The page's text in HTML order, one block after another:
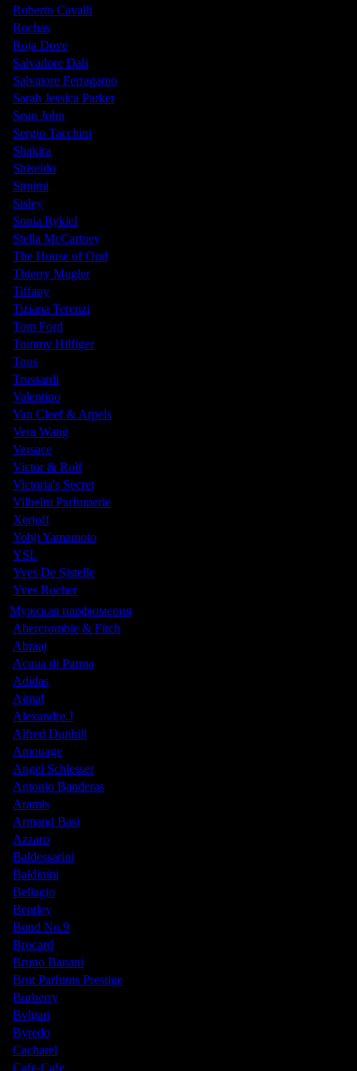
Roberto Cavalli
Rochas
Roja Dove
Salvadore Dali
Salvatore Ferragamo
Sarah Jessica Parker
Sean John
Sergio Tacchini
Shakira
Shiseido
Simimi
Sisley
Sonia Rykiel
Stella McCartney
The House of Oud
Thierry Mugler
Tiffany
Tiziana Terenzi
Tom Ford
Tommy Hilfiger
Tous
Trussardi
Valentino
Van Cleef & Arpels
Vera Wang
Versace
Victor & Rolf
Victoria's Secret
Vilhelm Parfumerie
Xerjoff
Yohji Yamamoto
YSL
Yves De Sistelle
Yves Rocher
Мужская парфюмерия
Abercrombie & Fitch
Abraaj
Acqua di Parma
Adidas
Ajmal
Alexandre.J
Alfred Dunhill
Amouage
Angel Schlesser
Antonio Banderas
Aramis
Armand Basi
Azzaro
Baldessarini
Baldinini
Bellagio
Bentley
Bond No.9
Brocard
Bruno Banani
Brut Parfums Prestige
Burberry
Bvlgari
Byredo
Cacharel
Cafe-Cafe